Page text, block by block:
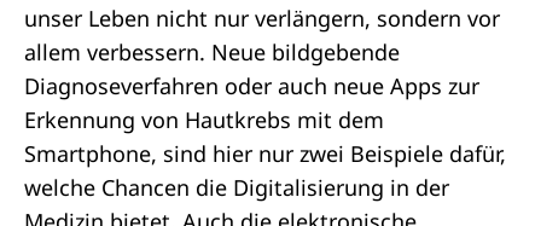
unser Leben nicht nur verlängern, sondern vor
allem verbessern. Neue bildgebende
Diagnoseverfahren oder auch neue Apps zur
Erkennung von Hautkrebs mit dem
Smartphone, sind hier nur zwei Beispiele dafür,
welche Chancen die Digitalisierung in der